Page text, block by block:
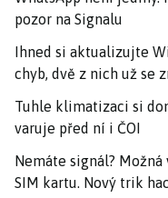
pozor na Signalu
Ihned si aktualizujte
chyb, dvě z nich už se
Tuhle klimatizaci si
varuje před ní i ČOI
Nemáte signál?
SIM kartu. Nový trik